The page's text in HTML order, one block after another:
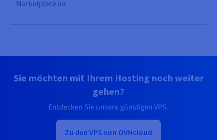
Marketplace an.
Sie möchten mit Ihrem Hosting noch weiter
gehen?
Entdecken Sie unsere günstigen VPS.
Zu den VPS von OVHcloud